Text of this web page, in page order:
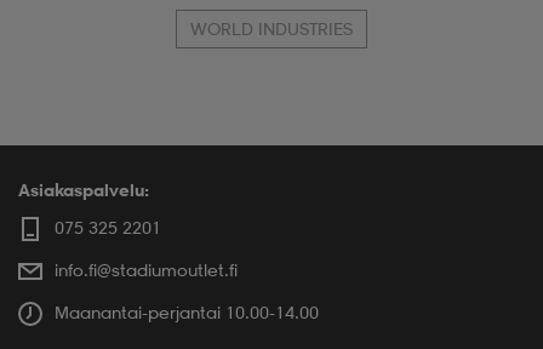
WORLD INDUSTRIES
Asiakaspalvelu:
075 325 2201
info.fi@stadiumoutlet.fi
Maanantai-perjantai 10.00-14.00